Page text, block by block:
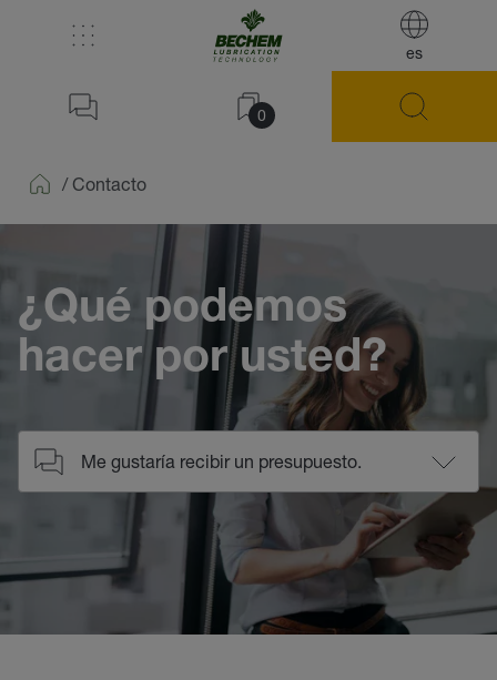
es
0
/ Contacto
¿Qué podemos
hacer por usted?